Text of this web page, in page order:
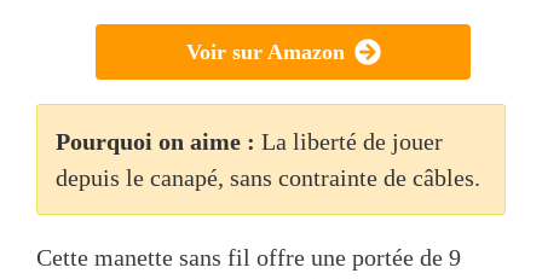
Voir sur Amazon
Pourquoi on aime : La liberté de jouer
depuis le canapé, sans contrainte de câbles.
Cette manette sans fil offre une portée de 9